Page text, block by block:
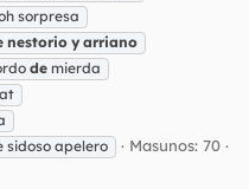
sorpresa
nestorio y arriano
de mierda
sidoso apelero
Masunos: 70